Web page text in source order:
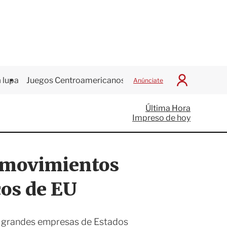
lupa Juegos Centroamericanos Anúnciate
I
c
i
a
Última Hora
Impreso de hoy
de EU
empresas de Estados